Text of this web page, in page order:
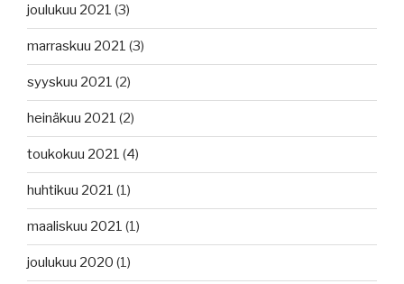
joulukuu 2021 (3)
marraskuu 2021 (3)
syyskuu 2021 (2)
heinäkuu 2021 (2)
toukokuu 2021 (4)
huhtikuu 2021 (1)
maaliskuu 2021 (1)
joulukuu 2020 (1)